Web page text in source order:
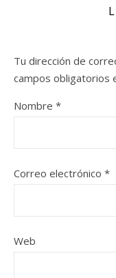
Tu dirección de
campos obligatorios
Nombre *
Correo electrónico *
Web